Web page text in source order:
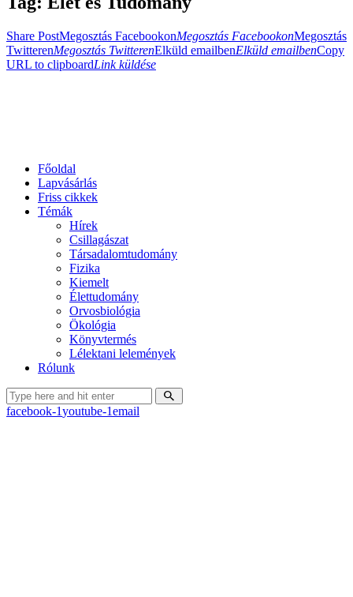
Share PostMegosztás FacebookonMegosztás FacebookonMegosztás
TwitterenMegosztás TwitterenElküld emailbenElküld emailbenCopy
URL to clipboardLink küldése
Főoldal
Lapvásárlás
Friss cikkek
Témák
Hírek
Csillagászat
Társadalomtudomány
Fizika
Kiemelt
Élettudomány
Orvosbiológia
Ökológia
Könyvtermés
Lélektani lelemények
Rólunk
facebook-1youtube-1email